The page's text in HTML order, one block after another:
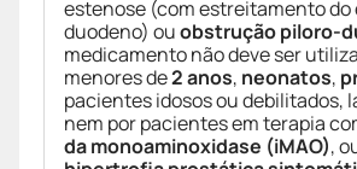
estenose (com estreitamento do
duodeno) ouobstrução piloro-
medicamento não deve ser
menores de2 anos, neonatos,
pacientes idosos ou debilitados,
nem por pacientes em terapia
da monoaminoxidase (iMAO),